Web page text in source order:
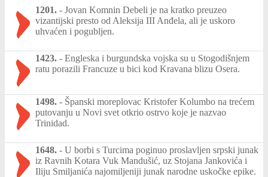
1201. - Jovan Komnin Debeli je na kratko preuzeo
vizantijski presto od Aleksija III Anđela, ali je uskoro
uhvaćen i pogubljen.
1423. - Engleska i burgundska vojska su u Stogodišnjem
ratu porazili Francuze u bici kod Kravana blizu Osera.
1498. - Španski moreplovac Kristofer Kolumbo na trećem
putovanju u Novi svet otkrio ostrvo koje je nazvao
Trinidad.
1648. - U borbi s Turcima poginuo proslavljen srpski junak
iz Ravnih Kotara Vuk Mandušić, uz Stojana Jankovića i
Iliju Smiljanića najomiljeniji junak narodne uskočke epike.